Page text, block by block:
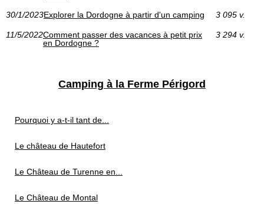
30/1/2023Explorer la Dordogne à partir d'un camping 3 095 v.
11/5/2022Comment passer des vacances à petit prix
en Dordogne ?
3 294 v.
Camping à la Ferme Périgord
Pourquoi y a-t-il tant de...
Le château de Hautefort
Le Château de Turenne en...
Le Château de Montal